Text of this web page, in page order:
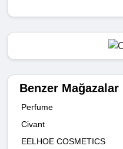
Benzer Mağazalar
Perfume
Civant
EELHOE COSMETICS